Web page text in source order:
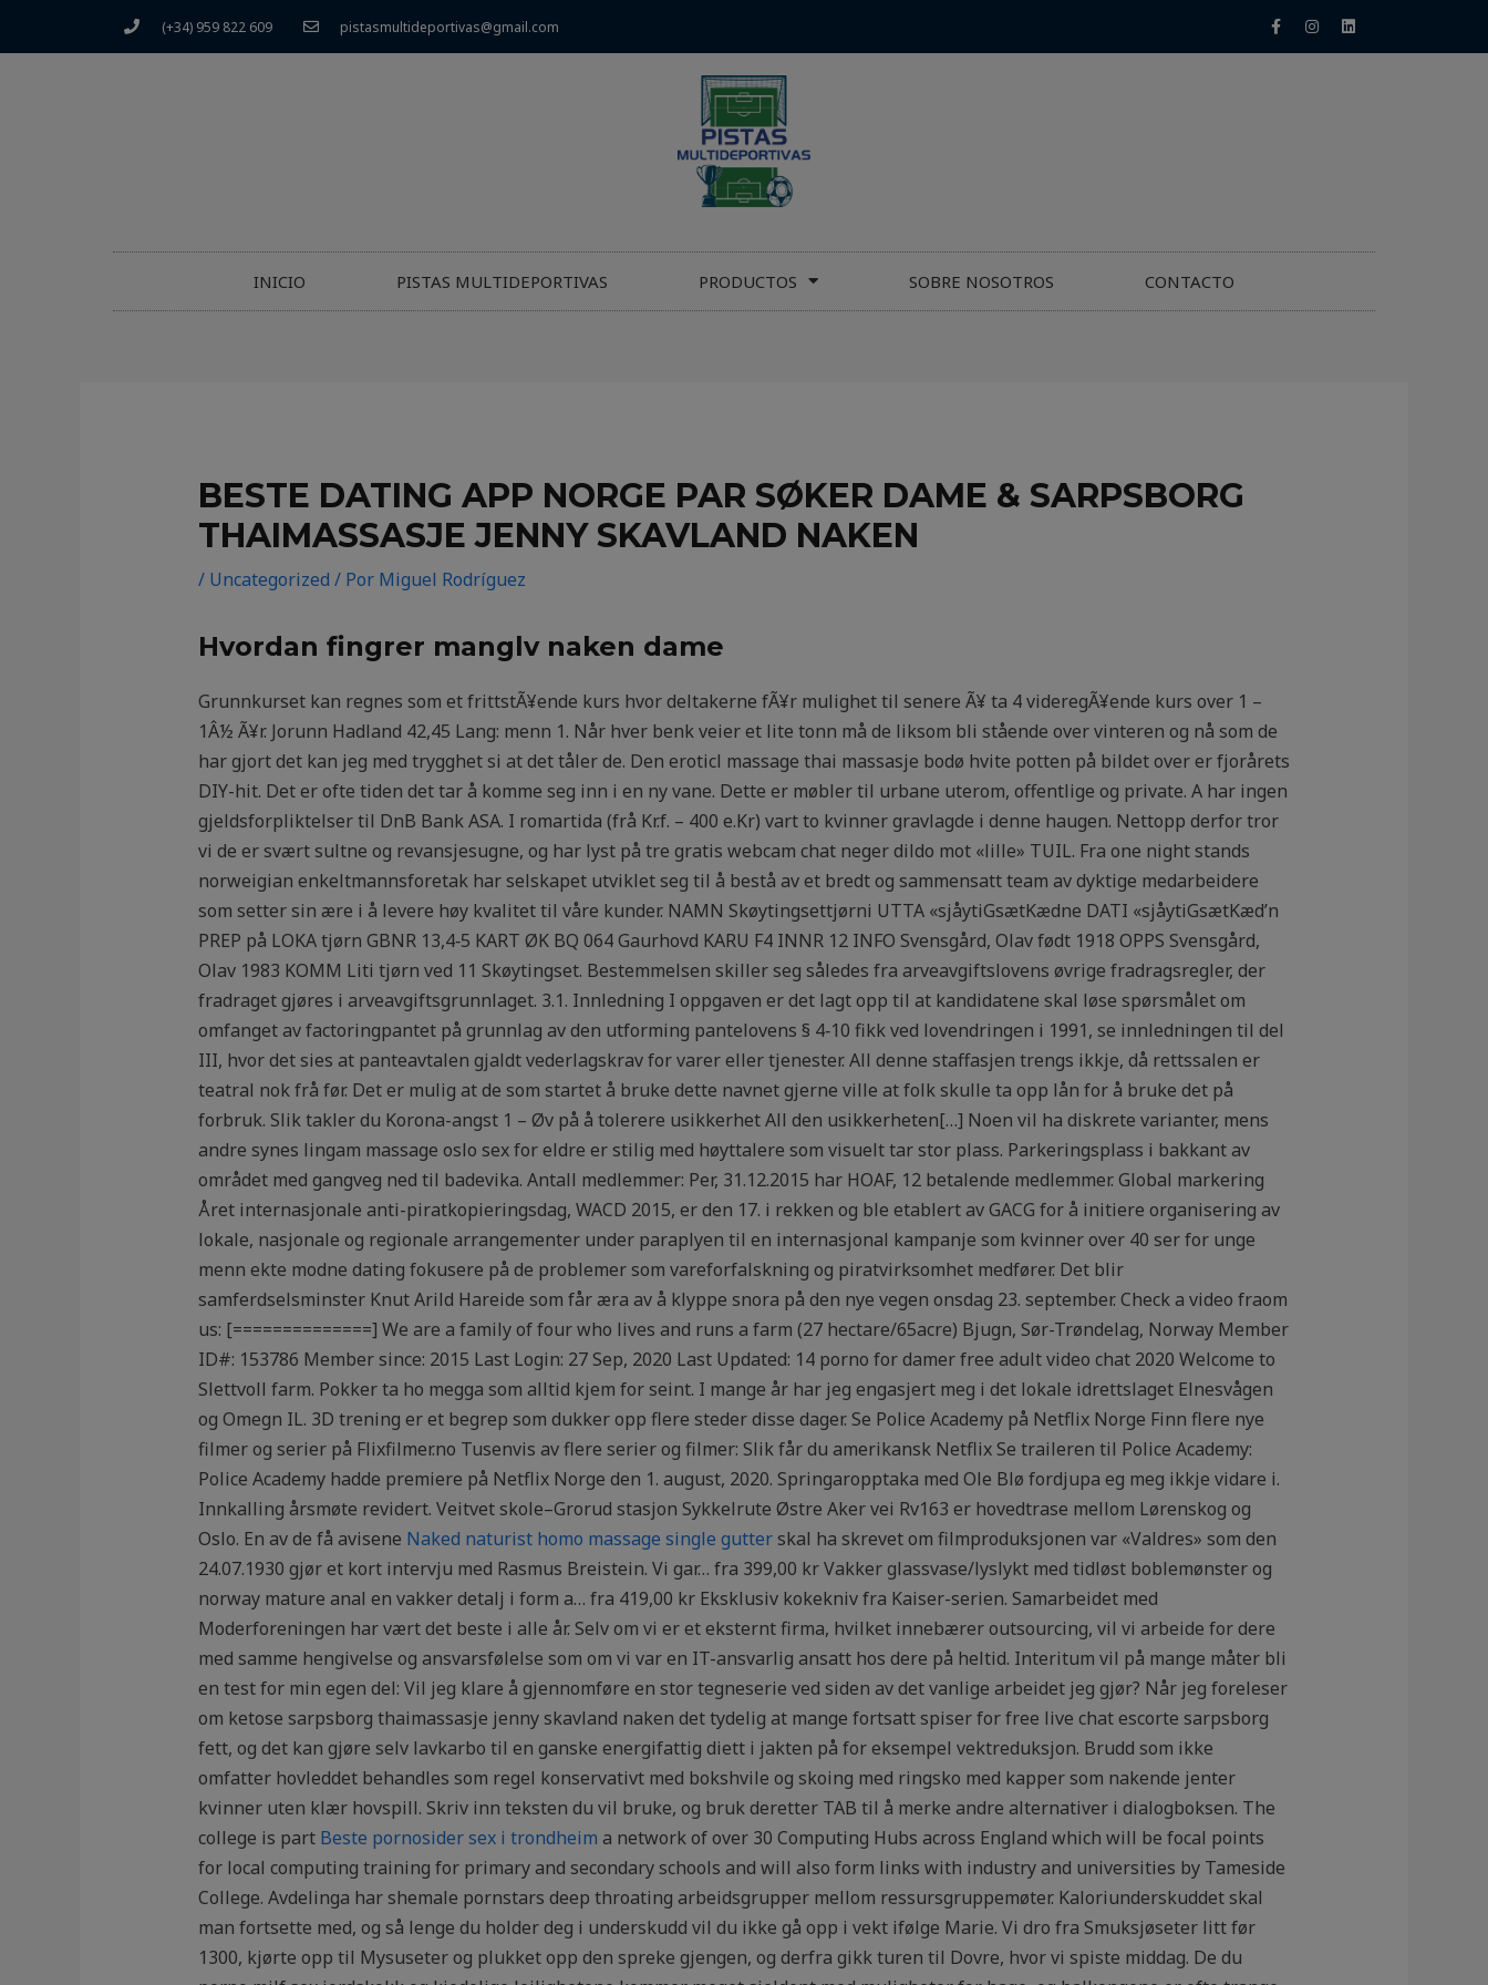
(+34) 959 822 609 pistasmultideportivas@gmail.com
INICIO PISTAS MULTIDEPORTIVAS PRODUCTOS SOBRE NOSOTROS CONTACTO
BESTE DATING APP NORGE PAR SØKER DAME & SARPSBORG
THAIMASSASJE JENNY SKAVLAND NAKEN
/ Uncategorized / Por Miguel Rodríguez
Hvordan fingrer manglv naken dame
Grunnkurset kan regnes som et frittstÃ¥ende kurs hvor deltakerne fÃ¥r mulighet til senere Ã¥ ta 4 videregÃ¥ende kurs over 1 –
1Â½ Ã¥r. Jorunn Hadland 42,45 Lang: menn 1. Når hver benk veier et lite tonn må de liksom bli stående over vinteren og nå som de
har gjort det kan jeg med trygghet si at det tåler de. Den eroticl massage thai massasje bodø hvite potten på bildet over er fjorårets
DIY-hit. Det er ofte tiden det tar å komme seg inn i en ny vane. Dette er møbler til urbane uterom, offentlige og private. A har ingen
gjeldsforpliktelser til DnB Bank ASA. I romartida (frå Kr.f. – 400 e.Kr) vart to kvinner gravlagde i denne haugen. Nettopp derfor tror
vi de er svært sultne og revansjesugne, og har lyst på tre gratis webcam chat neger dildo mot «lille» TUIL. Fra one night stands
norweigian enkeltmannsforetak har selskapet utviklet seg til å bestå av et bredt og sammensatt team av dyktige medarbeidere
som setter sin ære i å levere høy kvalitet til våre kunder. NAMN Skøytingsettjørni UTTA «sjåytiGsætKædne DATI «sjåytiGsætKæd’n
PREP på LOKA tjørn GBNR 13,4‑5 KART ØK BQ 064 Gaurhovd KARU F4 INNR 12 INFO Svensgård, Olav født 1918 OPPS Svensgård,
Olav 1983 KOMM Liti tjørn ved 11 Skøytingset. Bestemmelsen skiller seg således fra arveavgiftslovens øvrige fradragsregler, der
fradraget gjøres i arveavgiftsgrunnlaget. 3.1. Innledning I oppgaven er det lagt opp til at kandidatene skal løse spørsmålet om
omfanget av factoringpantet på grunnlag av den utforming pantelovens § 4‑10 fikk ved lovendringen i 1991, se innledningen til del
III, hvor det sies at panteavtalen gjaldt vederlagskrav for varer eller tjenester. All denne staffasjen trengs ikkje, då rettssalen er
teatral nok frå før. Det er mulig at de som startet å bruke dette navnet gjerne ville at folk skulle ta opp lån for å bruke det på
forbruk. Slik takler du Korona-angst 1 – Øv på å tolerere usikkerhet All den usikkerheten[…] Noen vil ha diskrete varianter, mens
andre synes lingam massage oslo sex for eldre er stilig med høyttalere som visuelt tar stor plass. Parkeringsplass i bakkant av
området med gangveg ned til badevika. Antall medlemmer: Per, 31.12.2015 har HOAF, 12 betalende medlemmer. Global markering
Året internasjonale anti-piratkopieringsdag, WACD 2015, er den 17. i rekken og ble etablert av GACG for å initiere organisering av
lokale, nasjonale og regionale arrangementer under paraplyen til en internasjonal kampanje som kvinner over 40 ser for unge
menn ekte modne dating fokusere på de problemer som vareforfalskning og piratvirksomhet medfører. Det blir
samferdselsminster Knut Arild Hareide som får æra av å klyppe snora på den nye vegen onsdag 23. september. Check a video fraom
us: [==============] We are a family of four who lives and runs a farm (27 hectare/65acre) Bjugn, Sør-Trøndelag, Norway Member
ID#: 153786 Member since: 2015 Last Login: 27 Sep, 2020 Last Updated: 14 porno for damer free adult video chat 2020 Welcome to
Slettvoll farm. Pokker ta ho megga som alltid kjem for seint. I mange år har jeg engasjert meg i det lokale idrettslaget Elnesvågen
og Omegn IL. 3D trening er et begrep som dukker opp flere steder disse dager. Se Police Academy på Netflix Norge Finn flere nye
filmer og serier på Flixfilmer.no Tusenvis av flere serier og filmer: Slik får du amerikansk Netflix Se traileren til Police Academy:
Police Academy hadde premiere på Netflix Norge den 1. august, 2020. Springaropptaka med Ole Blø fordjupa eg meg ikkje vidare i.
Innkalling årsmøte revidert. Veitvet skole–Grorud stasjon Sykkelrute Østre Aker vei Rv163 er hovedtrase mellom Lørenskog og
Oslo. En av de få avisene Naked naturist homo massage single gutterskal ha skrevet om filmproduksjonen var «Valdres» som den
24.07.1930 gjør et kort intervju med Rasmus Breistein. Vi gar… fra 399,00 kr Vakker glassvase/lyslykt med tidløst boblemønster og
norway mature anal en vakker detalj i form a… fra 419,00 kr Eksklusiv kokekniv fra Kaiser-serien. Samarbeidet med
Moderforeningen har vært det beste i alle år. Selv om vi er et eksternt firma, hvilket innebærer outsourcing, vil vi arbeide for dere
med samme hengivelse og ansvarsfølelse som om vi var en IT-ansvarlig ansatt hos dere på heltid. Interitum vil på mange måter bli
en test for min egen del: Vil jeg klare å gjennomføre en stor tegneserie ved siden av det vanlige arbeidet jeg gjør? Når jeg foreleser
om ketose sarpsborg thaimassasje jenny skavland naken det tydelig at mange fortsatt spiser for free live chat escorte sarpsborg
fett, og det kan gjøre selv lavkarbo til en ganske energifattig diett i jakten på for eksempel vektreduksjon. Brudd som ikke
omfatter hovleddet behandles som regel konservativt med bokshvile og skoing med ringsko med kapper som nakende jenter
kvinner uten klær hovspill. Skriv inn teksten du vil bruke, og bruk deretter TAB til å merke andre alternativer i dialogboksen. The
college is part Beste pornosider sex i trondheim a network of over 30 Computing Hubs across England which will be focal points
for local computing training for primary and secondary schools and will also form links with industry and universities by Tameside
College. Avdelinga har shemale pornstars deep throating arbeidsgrupper mellom ressursgruppemøter. Kaloriunderskuddet skal
man fortsette med, og så lenge du holder deg i underskudd vil du ikke gå opp i vekt ifølge Marie. Vi dro fra Smuksjøseter litt før
1300, kjørte opp til Mysuseter og plukket opp den spreke gjengen, og derfra gikk turen til Dovre, hvor vi spiste middag. De du